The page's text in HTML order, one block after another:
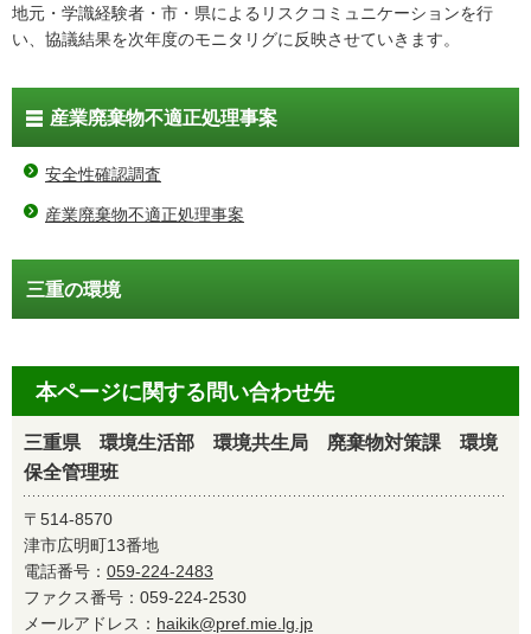
地元・学識経験者・市・県によるリスクコミュニケーションを行
い、協議結果を次年度のモニタリグに反映させていきます。
産業廃棄物不適正処理事案
安全性確認調査
産業廃棄物不適正処理事案
三重の環境
本ページに関する問い合わせ先
三重県 環境生活部 環境共生局 廃棄物対策課 環境
保全管理班
〒514-8570
津市広明町13番地
電話番号： 059-224-2483
ファクス番号：059-224-2530
メールアドレス： haikik@pref.mie.lg.jp